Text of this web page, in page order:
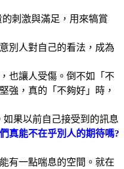
刺激與滿足，用來犒賞
別人對自己的看法，成為
也讓人受傷。倒不如「不
強，真的「不夠好」時，
果以前自己接受到的訊息
真能不在乎別人的期待嗎?
有一點喘息的空間。就在